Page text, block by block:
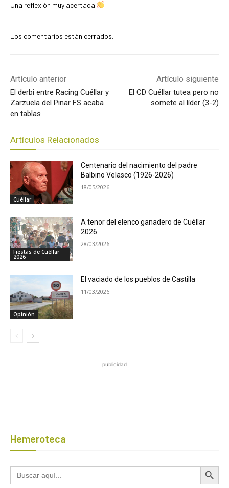
Una reflexión muy acertada
Los comentarios están cerrados.
Artículo anterior
El derbi entre Racing Cuéllar y
Zarzuela del Pinar FS acaba
en tablas
Artículo siguiente
El CD Cuéllar tutea pero no
somete al líder (3-2)
Artículos Relacionados
Cuéllar
Centenario del nacimiento del padre
Balbino Velasco (1926-2026)
18/05/2026
Fiestas de Cuéllar
2026
A tenor del elenco ganadero de Cuéllar
2026
28/03/2026
Opinión
El vaciado de los pueblos de Castilla
11/03/2026
publicidad
Hemeroteca
Buscar: Botón de